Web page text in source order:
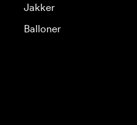
Jakker
Balloner